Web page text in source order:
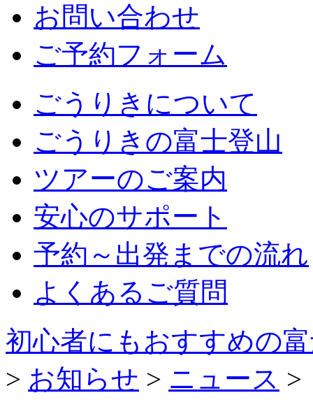
お問い合わせ
ご予約フォーム
ごうりきについて
ごうりきの富士登山
ツアーのご案内
安心のサポート
予約～出発までの流れ
よくあるご質問
初心者にもおすすめの
> お知らせ > ニュース >